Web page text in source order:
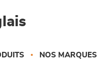
NOS MARQUES